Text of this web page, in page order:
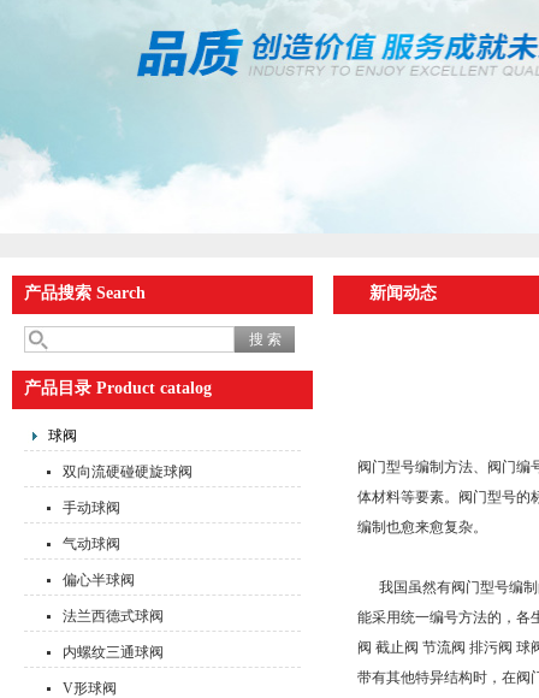
产品搜索 Search
产品目录 Product catalog
球阀
双向流硬碰硬旋球阀
手动球阀
气动球阀
偏心半球阀
法兰西德式球阀
内螺纹三通球阀
V形球阀
新闻动态
阀门型号编制方法、阀门编
体材料等要素。阀门型号的
编制也愈来愈复杂。
我国虽然有阀门型号编制
能采用统一编号方法的，各
阀 截止阀 节流阀 排污阀 球
带有其他特异结构时，在阀